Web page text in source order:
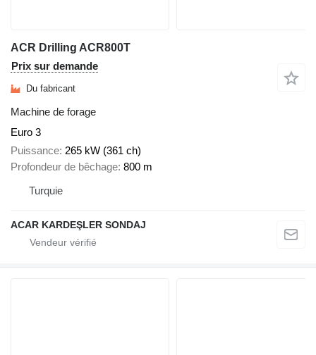
ACR Drilling ACR800T
Prix sur demande
Du fabricant
Machine de forage
Euro 3
Puissance 265 kW (361 ch)
Profondeur de bêchage 800 m
Turquie
ACAR KARDEŞLER SONDAJ